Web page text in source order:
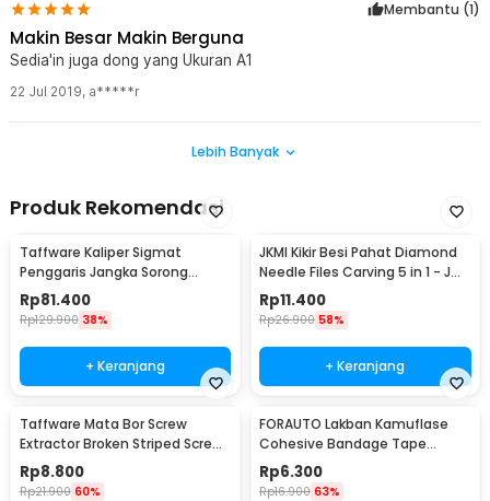
Membantu (1)
Makin Besar Makin Berguna
Sedia'in juga dong yang Ukuran A1
22 Jul 2019, a*****r
Lebih Banyak
Produk Rekomendasi
Taffware Kaliper Sigmat
Penggaris Jangka Sorong
Digital LCD 150mm - SH20
Rp81.400
Rp129.900 38%
+ Keranjang
JKMI Kikir Besi Pahat Diamond
Needle Files Carving 5 in 1 - JM-
FL1-1
Rp11.400
Rp26.900 58%
+ Keranjang
Taffware Mata Bor Screw
Extractor Broken Striped Screw
Remover 4 PCS - S2
Rp8.800
Rp21.900 60%
FORAUTO Lakban Kamuflase
Cohesive Bandage Tape
Hunting 4.5M 50mm - H10
Rp6.300
Rp16.900 63%